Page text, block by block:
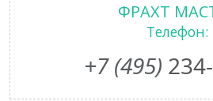
ФРАХТ
Телефон:
+7 (495)